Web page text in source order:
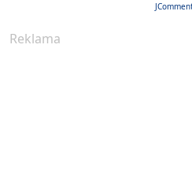
Reklama